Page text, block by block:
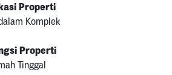
Properti
Komplek
Properti
Tinggal